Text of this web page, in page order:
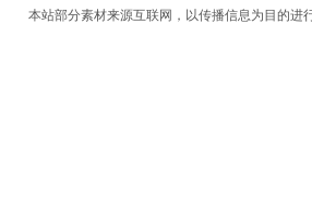
本站部分素材来源互联网，以传播信息为目的